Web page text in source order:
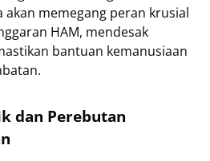
akan memegang peran krusial
HAM, mendesak
bantuan kemanusiaan
dan Perebutan